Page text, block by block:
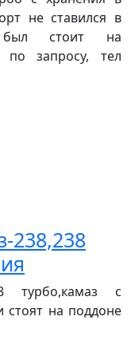
не ставился в
был стоит на
запросу, тел
238,238
турбо,камаз с
стоят на поддоне